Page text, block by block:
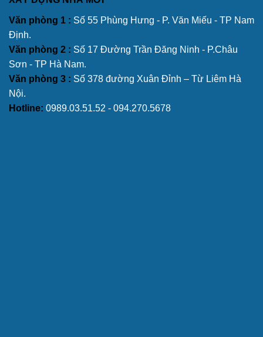
Văn phòng 1 : Số 55 Phùng Hưng - P. Văn Miếu - TP Nam
Định.
Văn phòng 2 : Số 17 Đường Trần Đăng Ninh - P.Châu
Sơn - TP Hà Nam.
Văn phòng 3 : Số 378 đường Xuân Đỉnh – Từ Liêm Hà
Nội.
Hotline: 0989.03.51.52 - 094.270.5678